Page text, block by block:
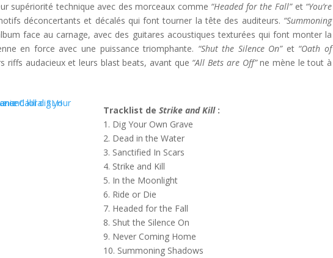
supériorité technique avec des morceaux comme “Headed for the Fall”et “You’re
déconcertants et décalés qui font tourner la tête des auditeurs. “Summoning
face au carnage, avec des guitares acoustiques texturées qui font monter la
en force avec une puissance triomphante. “Shut the Silence On”et “Oath of
riffs audacieux et leurs blast beats, avant que “All Bets are Off”ne mène le tout à
Tracklist de Strike and Kill:
1. Dig Your Own Grave
2. Dead in the Water
3. Sanctified In Scars
4. Strike and Kill
5. In the Moonlight
6. Ride or Die
7. Headed for the Fall
8. Shut the Silence On
9. Never Coming Home
10. Summoning Shadows